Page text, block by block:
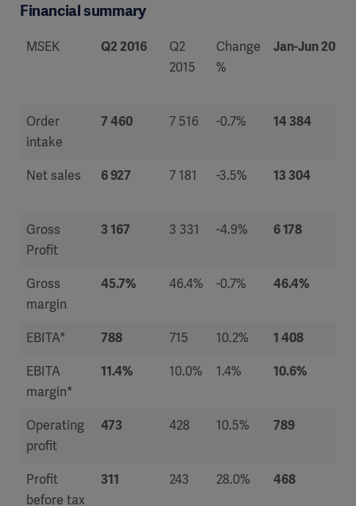
Financial summary
MSEK Q22016
Q2
2015
Change
%
Jan-Jun2016
Order
intake
7 460 7 516 -0.7% 14 384
Net sales 6 927 7 181 -3.5% 13 304
Gross
Profit
3 167 3 331 -4.9% 6 178
Gross
margin
45.7% 46.4% -0.7% 46.4%
EBITA* 788 715 10.2%
1 408
EBITA
margin*
11.4% 10.0% 1.4% 10.6%
Operating
profit
473 428 10.5% 789
Profit
before tax
311 243 28.0% 468